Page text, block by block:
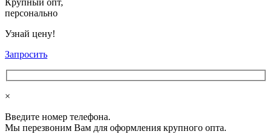
персонально
Узнай цену!
Запросить
×
Введите номер телефона.
Мы перезвоним Вам для оформления крупного опта.